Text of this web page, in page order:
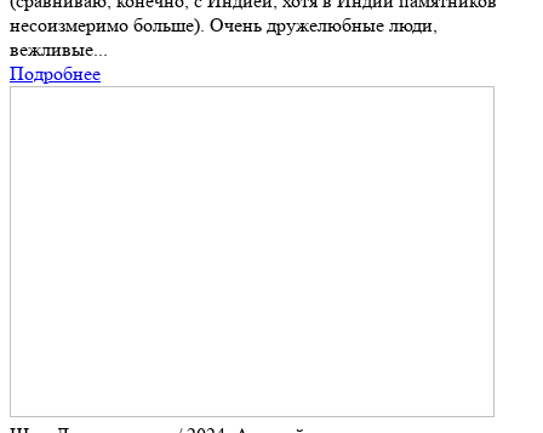
несоизмеримо больше). Очень дружелюбные люди,
вежливые...
Подробнее